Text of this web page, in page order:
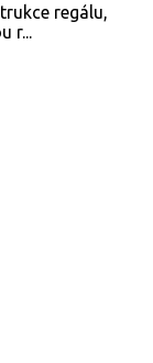
regálu,
r...